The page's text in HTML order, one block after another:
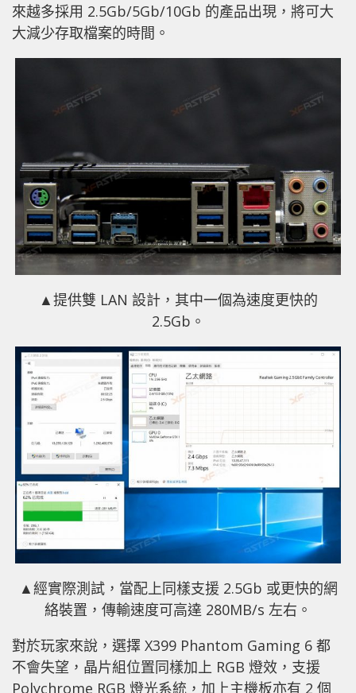
來越多採用 2.5Gb/5Gb/10Gb 的產品出現，將可大
大減少存取檔案的時間。
▲提供雙 LAN 設計，其中一個為速度更快的
2.5Gb。
▲經實際測試，當配上同樣支援 2.5Gb 或更快的網
絡裝置，傳輸速度可高達 280MB/s 左右。
對於玩家來說，選擇 X399 Phantom Gaming 6 都
不會失望，晶片組位置同樣加上 RGB 燈效，支援
Polychrome RGB 燈光系統，加上主機板亦有 2 個